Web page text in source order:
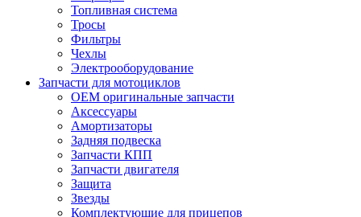
Топливная система
Тросы
Фильтры
Чехлы
Электрооборудование
Запчасти для мотоциклов
OEM оригинальные запчасти
Аксессуары
Амортизаторы
Задняя подвеска
Запчасти КПП
Запчасти двигателя
Защита
Звезды
Комплектующие для прицепов